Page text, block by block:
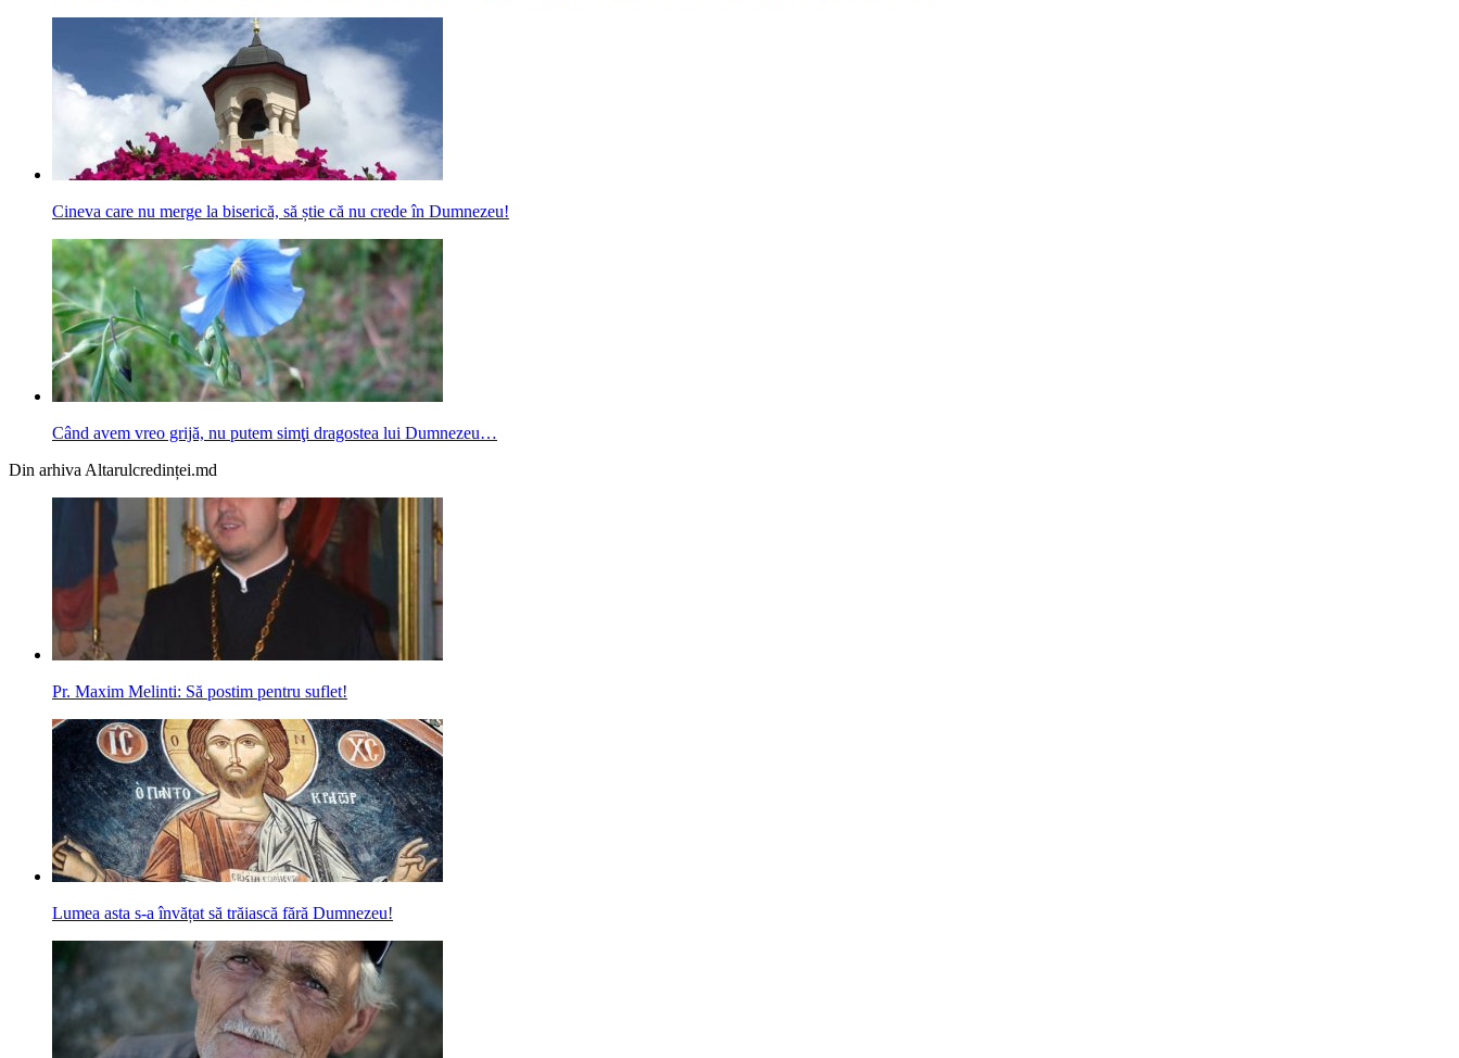
Cineva care nu merge la biserică, să știe că nu crede în Dumnezeu!
Când avem vreo grijă, nu putem simţi dragostea lui Dumnezeu…
Din arhiva Altarulcredinței.md
Pr. Maxim Melinti: Să postim pentru suflet!
Lumea asta s-a învățat să trăiască fără Dumnezeu!